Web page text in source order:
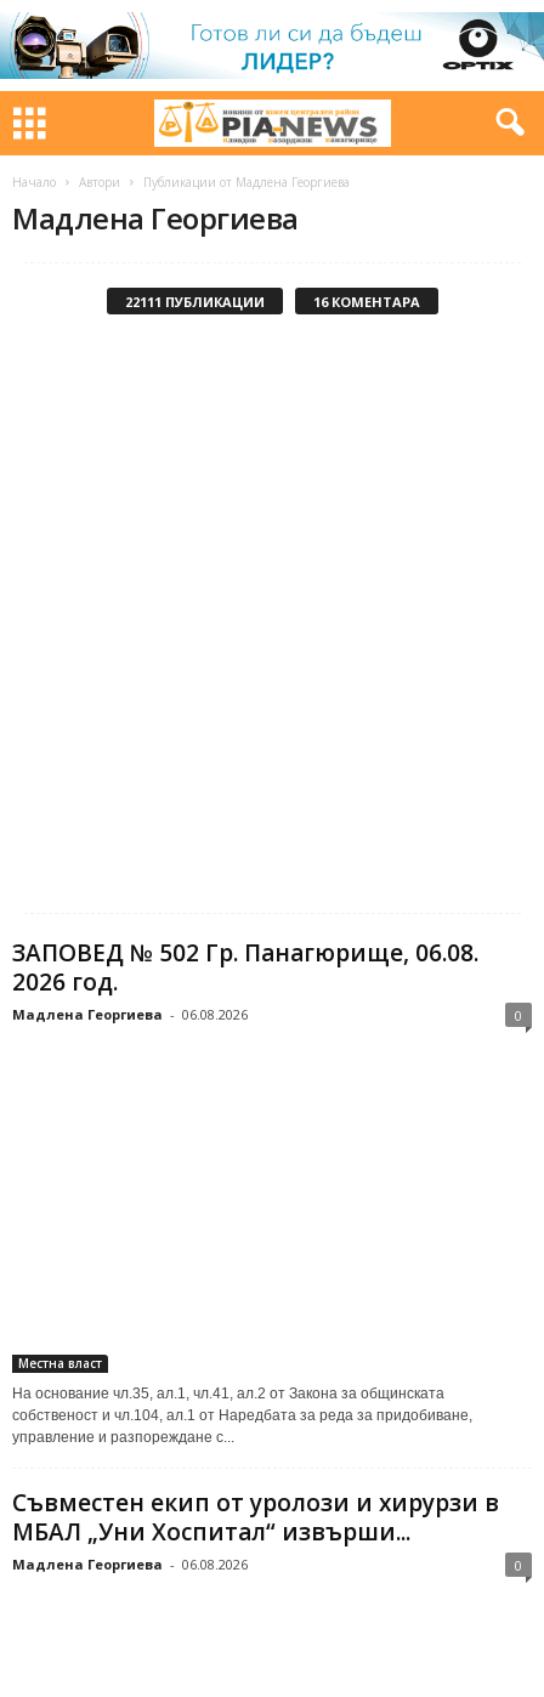
Начало Автори Публикации от Мадлена Георгиева
Мадлена Георгиева
22111 ПУБЛИКАЦИИ 16 КОМЕНТАРА
ЗАПОВЕД № 502 Гр. Панагюрище, 06.08.
2026 год.
Мадлена Георгиева - 06.08.2026 0
Местна власт
На основание чл.35, ал.1, чл.41, ал.2 от Закона за общинската
собственост и чл.104, ал.1 от Наредбата за реда за придобиване,
управление и разпореждане с...
Съвместен екип от уролози и хирурзи в
МБАЛ „Уни Хоспитал“ извърши...
Мадлена Георгиева - 06.08.2026 0